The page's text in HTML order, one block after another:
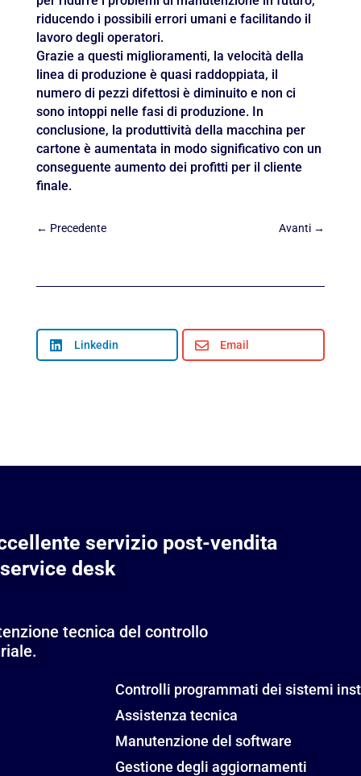
riducendo i possibili errori umani e facilitando il
lavoro degli operatori.
Grazie a questi miglioramenti, la velocità della
linea di produzione è quasi raddoppiata, il
numero di pezzi difettosi è diminuito e non ci
sono intoppi nelle fasi di produzione. In
conclusione, la produttività della macchina per
cartone è aumentata in modo significativo con un
conseguente aumento dei profitti per il cliente
finale.
← Precedente Avanti →
 Linkedin  Email
servizio post-vendita
desk
tecnica del controllo
Controlli programmati dei sistemi
Assistenza tecnica
Manutenzione del software
Gestione degli aggiornamenti